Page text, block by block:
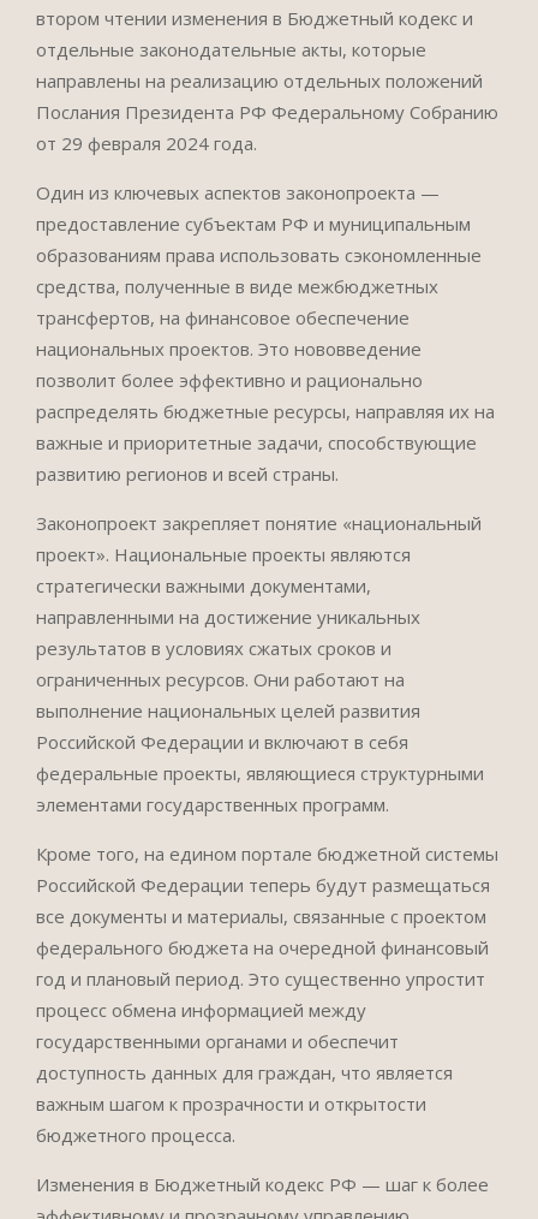
втором чтении изменения в Бюджетный кодекс и
отдельные законодательные акты, которые
направлены на реализацию отдельных положений
Послания Президента РФ Федеральному Собранию
от 29 февраля 2024 года.
Один из ключевых аспектов законопроекта —
предоставление субъектам РФ и муниципальным
образованиям права использовать сэкономленные
средства, полученные в виде межбюджетных
трансфертов, на финансовое обеспечение
национальных проектов. Это нововведение
позволит более эффективно и рационально
распределять бюджетные ресурсы, направляя их на
важные и приоритетные задачи, способствующие
развитию регионов и всей страны.
Законопроект закрепляет понятие «национальный
проект». Национальные проекты являются
стратегически важными документами,
направленными на достижение уникальных
результатов в условиях сжатых сроков и
ограниченных ресурсов. Они работают на
выполнение национальных целей развития
Российской Федерации и включают в себя
федеральные проекты, являющиеся структурными
элементами государственных программ.
Кроме того, на едином портале бюджетной системы
Российской Федерации теперь будут размещаться
все документы и материалы, связанные с проектом
федерального бюджета на очередной финансовый
год и плановый период. Это существенно упростит
процесс обмена информацией между
государственными органами и обеспечит
доступность данных для граждан, что является
важным шагом к прозрачности и открытости
бюджетного процесса.
Изменения в Бюджетный кодекс РФ — шаг к более